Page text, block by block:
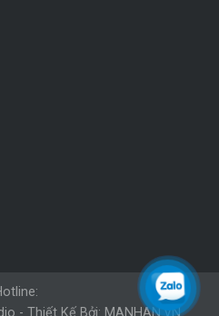
- Thiết Kế Bởi: MANHAN.VN